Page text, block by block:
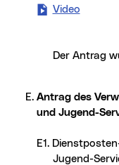
Video
-
Der Antrag
Antrag des
und Jugend-
E1.
Jugend-